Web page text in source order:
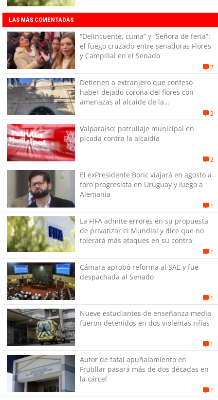
LAS MÁS COMENTADAS
“Delincuente, cuma” y “Señora de feria”:
el fuego cruzado entre senadoras Flores
y Campillai en el Senado
7
Detienen a extranjero que confesó
haber dejado corona del flores con
amenazas al alcaide de la
2
Valparaíso: patrullaje municipal en
picada contra la alcaldía
2
El exPresidente Boric viajará en agosto a
foro progresista en Uruguay y luego a
Alemania
1
La FIFA admite errores en su propuesta
de privatizar el Mundial y dice que no
tolerará más ataques en su contra
1
Cámara aprobó reforma al SAE y fue
despachada al Senado
1
Nueve estudiantes de enseñanza media
fueron detenidos en dos violentas riñas
1
Autor de fatal apuñalamiento en
Frutillar pasará más de dos décadas en
la cárcel
1